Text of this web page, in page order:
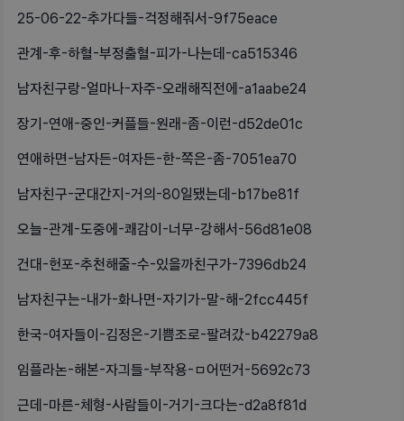
25-06-22-추가다들-걱정해줘서-9f75eace
관계-후-하혈-부정출혈-피가-나는데-ca515346
남자친구랑-얼마나-자주-오래해직전에-a1aabe24
장기-연애-중인-커플들-원래-좀-이런-d52de01c
연애하면-남자든-여자든-한-쪽은-좀-7051ea70
남자친구-군대간지-거의-80일됐는데-b17be81f
오늘-관계-도중에-쾌감이-너무-강해서-56d81e08
건대-헌포-추천해줄-수-있을까친구가-7396db24
남자친구는-내가-화나면-자기가-말-해-2fcc445f
한국-여자들이-김정은-기쁨조로-팔려갔-b42279a8
임플라논-해본-자긔들-부작용-ㅁ어떤거-5692c73
근데-마른-체형-사람들이-거기-크다는-d2a8f81d